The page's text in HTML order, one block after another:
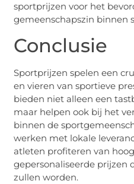
sportprijzen voor het
gemeenschapszin binnen
Conclusie
Sportprijzen spelen een
en vieren van sportieve
bieden niet alleen een
maar helpen ook bij het
binnen de
werken met lokale
atleten profiteren van
gepersonaliseerde prijzen
zullen worden.